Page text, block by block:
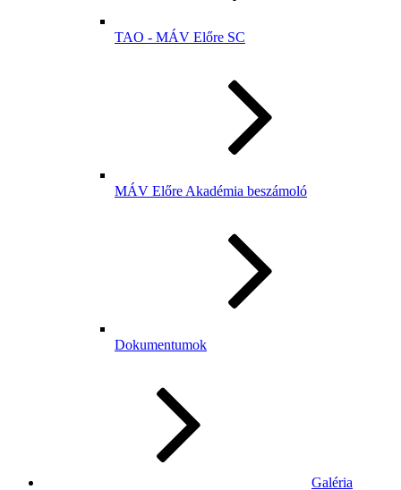
TAO - MÁV Előre SC
MÁV Előre Akadémia beszámoló
Dokumentumok
Galéria